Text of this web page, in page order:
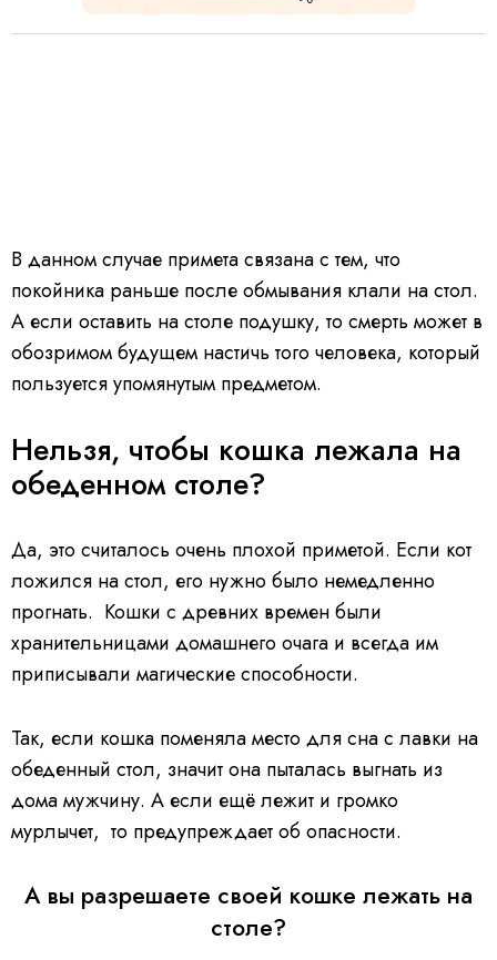
В данном случае примета связана с тем, что
покойника раньше после обмывания клали на стол.
А если оставить на столе подушку, то смерть может в
обозримом будущем настичь того человека, который
пользуется упомянутым предметом.
Нельзя, чтобы кошка лежала на
обеденном столе?
Да, это считалось очень плохой приметой. Если кот
ложился на стол, его нужно было немедленно
прогнать. Кошки с древних времен были
хранительницами домашнего очага и всегда им
приписывали магические способности.
Так, если кошка поменяла место для сна с лавки на
обеденный стол, значит она пыталась выгнать из
дома мужчину. А если ещё лежит и громко
мурлычет, то предупреждает об опасности.
А вы разрешаете своей кошке лежать на
столе?